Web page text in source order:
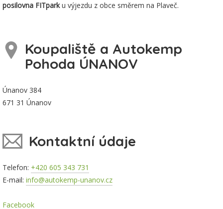
posilovna FITparku výjezdu z obce směrem na Plaveč.
Koupaliště a Autokemp
Pohoda ÚNANOV
Únanov 384
671 31 Únanov
Kontaktní údaje
Telefon: +420 605 343 731
E-mail: info@autokemp-unanov.cz
Facebook